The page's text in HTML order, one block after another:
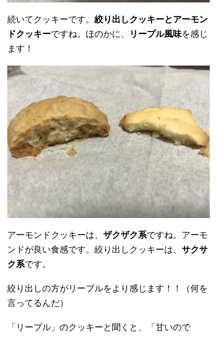
続いてクッキーです。 絞り出しクッキーとアーモン
ドクッキーですね。ほのかに、 リープル風味を感じ
ます！
アーモンドクッキーは、 ザクザク系ですね。アーモ
ンドが良い食感です。絞り出しクッキーは、 サクサ
ク系です。
絞り出しの方がリープルをより感じます！！（何を
言ってるんだ）
「リープル」のクッキーと聞くと、「甘いので